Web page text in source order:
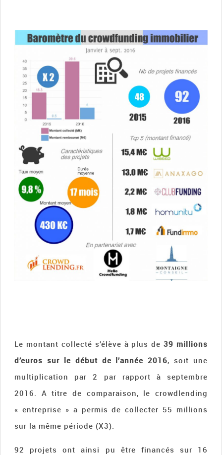
Le montant collecté s’élève à plus de39 millions
d’euros sur le début de l’année 2016, soit une
multiplication par 2 par rapport à septembre
2016. A titre de comparaison, le crowdlending
« entreprise » a permis de collecter 55 millions
sur la même période (X3).
92 projets ont ainsi pu être financés sur 16